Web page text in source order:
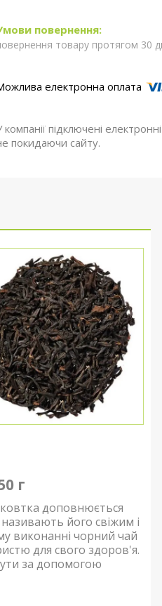
товару протягом 30
компанії підключені
покидаючи сайту.
г
доповнюється
його свіжим і
виконанні чорний чай
для свого здоров'я.
за допомогою